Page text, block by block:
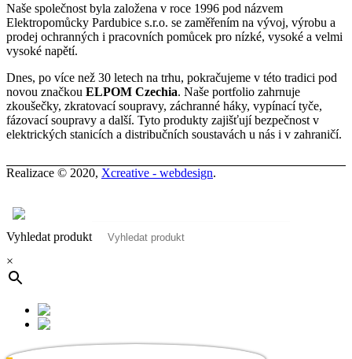
Naše společnost byla založena v roce 1996 pod názvem
Elektropomůcky Pardubice s.r.o. se zaměřením na vývoj, výrobu a
prodej ochranných i pracovních pomůcek pro nízké, vysoké a velmi
vysoké napětí.
Dnes, po více než 30 letech na trhu, pokračujeme v této tradici pod
novou značkou ELPOM Czechia. Naše portfolio zahrnuje
zkoušečky, zkratovací soupravy, záchranné háky, vypínací tyče,
fázovací soupravy a další. Tyto produkty zajišťují bezpečnost v
elektrických stanicích a distribučních soustavách u nás i v zahraničí.
Realizace © 2020, Xcreative - webdesign.
Vyhledat produkt
×